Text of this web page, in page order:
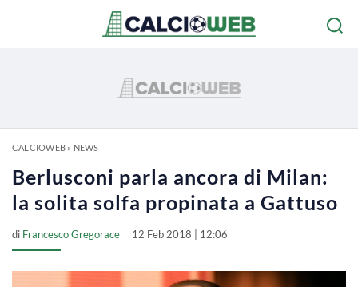
CALCIOWEB» NEWS
Berlusconi parla ancora di Milan:
la solita solfa propinata a Gattuso
di Francesco Gregorace 12 Feb 2018 | 12:06